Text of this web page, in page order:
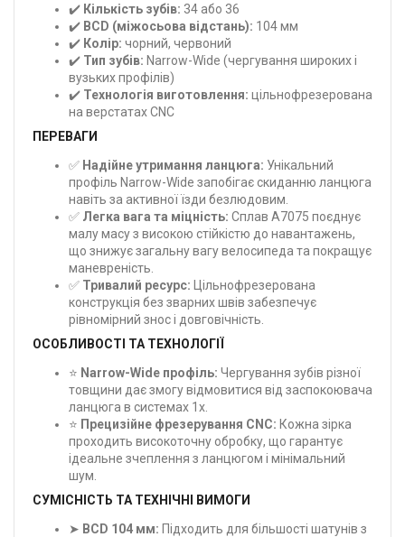
✔️ Кількість зубів: 34 або 36
✔️ BCD (міжосьова відстань): 104 мм
✔️ Колір: чорний, червоний
✔️ Тип зубів: Narrow-Wide (чергування широких і
вузьких профілів)
✔️ Технологія виготовлення: цільнофрезерована
на верстатах CNC
ПЕРЕВАГИ
✅ Надійне утримання ланцюга: Унікальний
профіль Narrow-Wide запобігає скиданню ланцюга
навіть за активної їзди безлюдовим.
✅ Легка вага та міцність: Сплав A7075 поєднує
малу масу з високою стійкістю до навантажень,
що знижує загальну вагу велосипеда та покращує
маневреність.
✅ Тривалий ресурс: Цільнофрезерована
конструкція без зварних швів забезпечує
рівномірний знос і довговічність.
ОСОБЛИВОСТІ ТА ТЕХНОЛОГІЇ
⭐ Narrow-Wide профіль: Чергування зубів різної
товщини дає змогу відмовитися від заспокоювача
ланцюга в системах 1x.
⭐ Прецизійне фрезерування CNC: Кожна зірка
проходить високоточну обробку, що гарантує
ідеальне зчеплення з ланцюгом і мінімальний
шум.
СУМІСНІСТЬ ТА ТЕХНІЧНІ ВИМОГИ
➤ BCD 104 мм: Підходить для більшості шатунів з